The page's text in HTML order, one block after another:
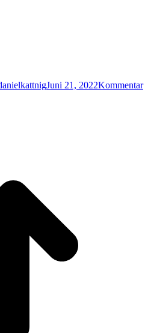
Juni 21, 2022Kommentar